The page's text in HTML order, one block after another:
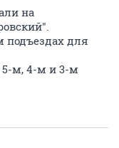
на
подъездах для
5-м, 4-м и 3-м